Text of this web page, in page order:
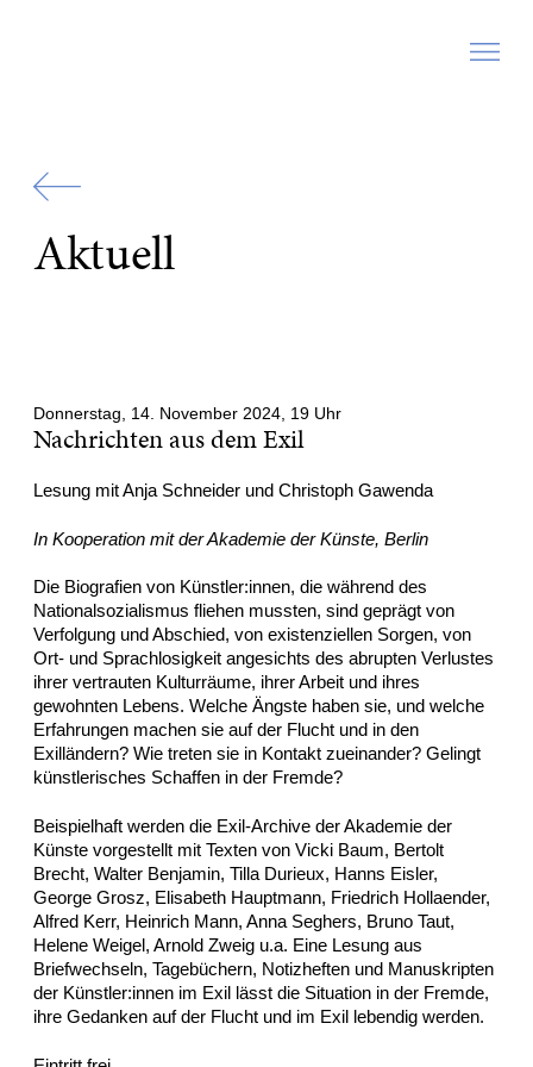
Aktuell
Donnerstag, 14. November 2024, 19 Uhr
Nachrichten aus dem Exil
Lesung mit Anja Schneider und Christoph Gawenda
In Kooperation mit der Akademie der Künste, Berlin
Die Biografien von Künstler:innen, die während des
Nationalsozialismus fliehen mussten, sind geprägt von
Verfolgung und Abschied, von existenziellen Sorgen, von
Ort- und Sprachlosigkeit angesichts des abrupten Verlustes
ihrer vertrauten Kulturräume, ihrer Arbeit und ihres
gewohnten Lebens. Welche Ängste haben sie, und welche
Erfahrungen machen sie auf der Flucht und in den
Exilländern? Wie treten sie in Kontakt zueinander? Gelingt
künstlerisches Schaffen in der Fremde?
Beispielhaft werden die Exil-Archive der Akademie der
Künste vorgestellt mit Texten von Vicki Baum, Bertolt
Brecht, Walter Benjamin, Tilla Durieux, Hanns Eisler,
George Grosz, Elisabeth Hauptmann, Friedrich Hollaender,
Alfred Kerr, Heinrich Mann, Anna Seghers, Bruno Taut,
Helene Weigel, Arnold Zweig u.a. Eine Lesung aus
Briefwechseln, Tagebüchern, Notizheften und Manuskripten
der Künstler:innen im Exil lässt die Situation in der Fremde,
ihre Gedanken auf der Flucht und im Exil lebendig werden.